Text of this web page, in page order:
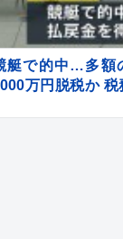
艇で的中…多額
万円脱税か